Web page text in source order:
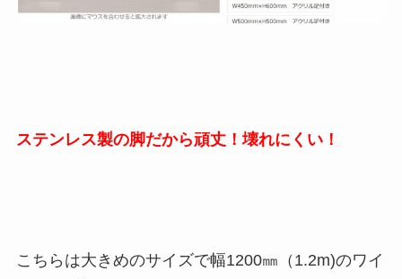
ステンレス製の脚だから頑丈！壊れにくい！
こちらは大きめのサイズで幅1200㎜（1.2m)のワイ